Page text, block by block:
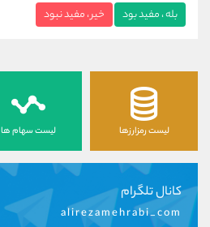
بله ، مفید بود خیر ، مفید نبود
لیست رمزارزها لیست سهام ها
کانال تلگرام
alirezamehrabi_com